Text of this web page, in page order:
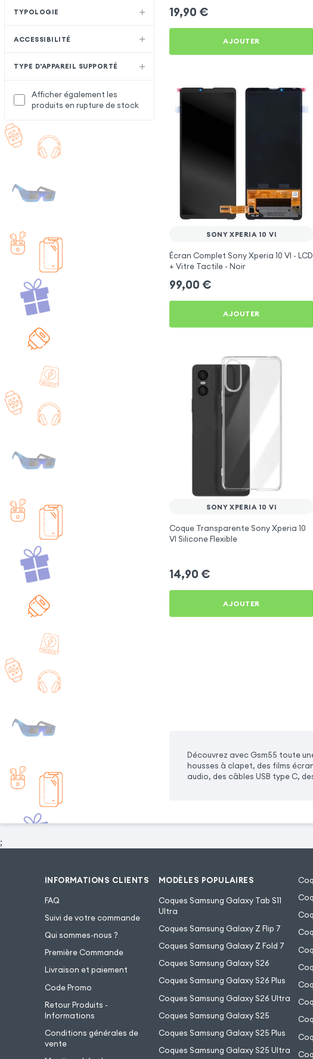
TYPOLOGIE
ACCESSIBILITÉ
TYPE D'APPAREIL SUPPORTÉ
Afficher également les
produits en rupture de stock
19,90 €
AJOUTER
SONY XPERIA 10 VI
Écran Complet Sony Xperia 10 VI - LCD
+ Vitre Tactile - Noir
99,00 €
AJOUTER
SONY XPERIA 10 VI
Coque Transparente Sony Xperia 10
VI Silicone Flexible
14,90 €
AJOUTER
Découvrez avec Gsm55 toute
housses à clapet, des films
audio, des câbles USB type C,
;
INFORMATIONS CLIENTS
FAQ
Suivi de votre commande
Qui sommes-nous ?
Première Commande
Livraison et paiement
Code Promo
Retour Produits -
Informations
Conditions générales de
vente
MODÈLES POPULAIRES
Coques Samsung Galaxy Tab S11
Ultra
Coques Samsung Galaxy Z Flip 7
Coques Samsung Galaxy Z Fold 7
Coques Samsung Galaxy S26
Coques Samsung Galaxy S26 Plus
Coques Samsung Galaxy S26 Ultra
Coques Samsung Galaxy S25
Coques Samsung Galaxy S25 Plus
Coques Samsung Galaxy S25 Ultra